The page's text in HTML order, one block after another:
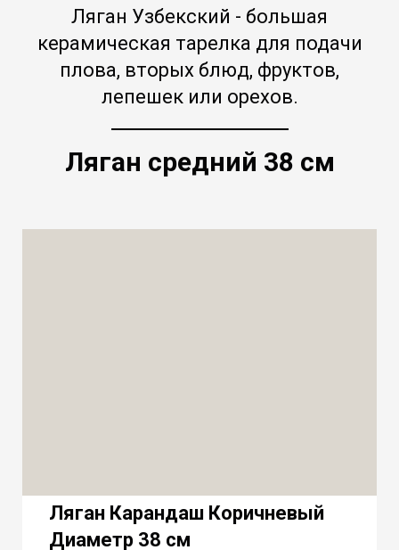
Ляган Узбекский - большая
керамическая тарелка для подачи
плова, вторых блюд, фруктов,
лепешек или орехов.
Ляган средний 38 см
Ляган Карандаш Коричневый
Диаметр 38 см